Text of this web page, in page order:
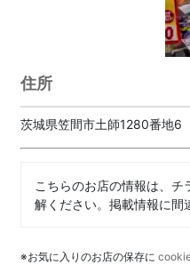
住所
茨城県笠間市土師1280番地6
こちらのお店の情報は、
解ください。掲載情報に間
※お気に入りのお店の保存に